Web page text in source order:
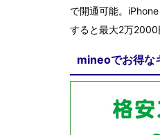
で開通可能。
すると最大2万2000
mineoでお得な